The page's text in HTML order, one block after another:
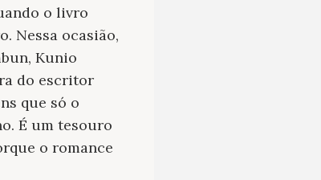
o livro
Nessa ocasião,
Kunio
do escritor
que só o
É um tesouro
o romance